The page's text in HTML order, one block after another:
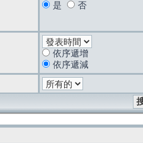
是 否
依序遞增
依序遞減